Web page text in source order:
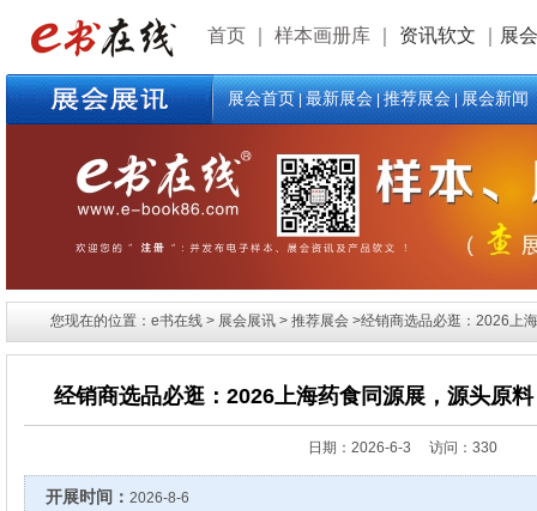
首页 样本画册库 资讯软文 展
展会首页|最新展会|推荐展会|展会新闻
您现在的位置：e书在线 > 展会展讯 > 推荐展会 >经销商选品必逛：2026上海
经销商选品必逛：2026上海药食同源展，源头原
日期： 2026-6-3 访问：330
开展时间： 2026-8-6